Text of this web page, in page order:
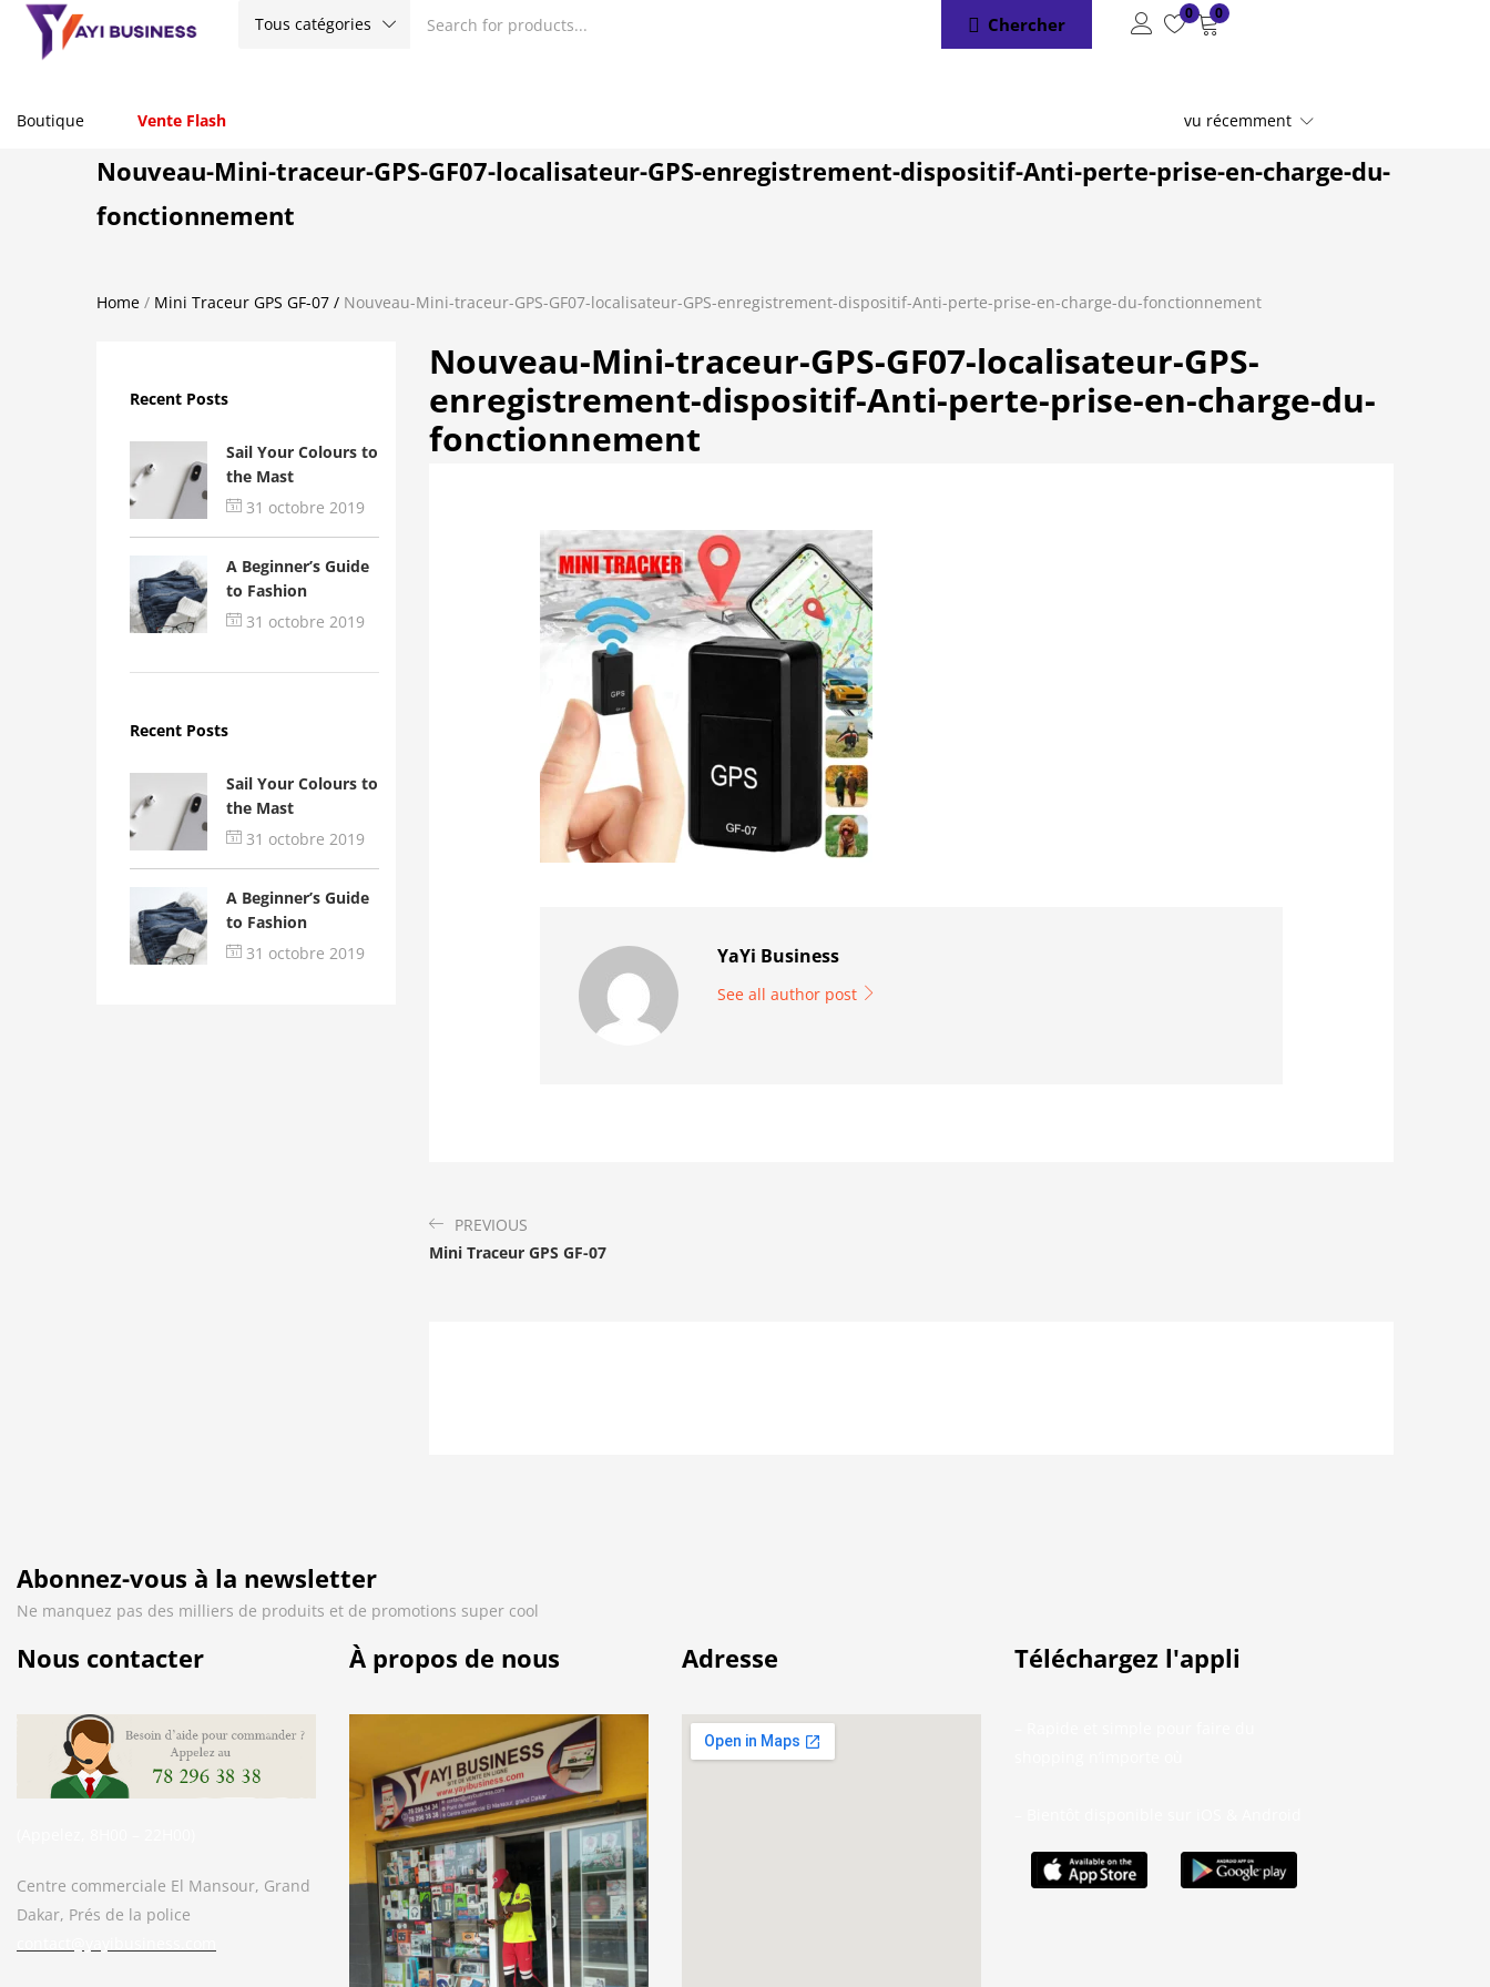
Tous catégories Chercher
0 0
Boutique Vente Flash vu récemment
Nouveau-Mini-traceur-GPS-GF07-localisateur-GPS-enregistrement-dispositif-Anti-perte-prise-en-charge-du-
fonctionnement
Home / Mini Traceur GPS GF-07 / Nouveau-Mini-traceur-GPS-GF07-localisateur-GPS-enregistrement-dispositif-Anti-perte-prise-en-charge-du-fonctionnement
Recent Posts
Sail Your Colours to
the Mast
31 octobre 2019
A Beginner’s Guide
to Fashion
31 octobre 2019
Recent Posts
Sail Your Colours to
the Mast
31 octobre 2019
A Beginner’s Guide
to Fashion
31 octobre 2019
Nouveau-Mini-traceur-GPS-GF07-localisateur-GPS-
enregistrement-dispositif-Anti-perte-prise-en-charge-du-
fonctionnement
YaYi Business
See all author post
PREVIOUS
Mini Traceur GPS GF-07
Abonnez-vous à la newsletter
Ne manquez pas des milliers de produits et de promotions super cool
Nous contacter
Centre commerciale El Mansour, Grand
Dakar, Prés de la police
À propos de nous Adresse Téléchargez l'appli